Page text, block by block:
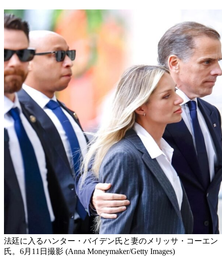
法廷に入るハンター・バイデン氏と妻のメリッサ・コーエン
氏。6月11日撮影 (Anna Moneymaker/Getty Images)